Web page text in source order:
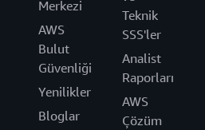
Merkezi
AWS
Bulut
Güvenliği
Yenilikler
Bloglar
Teknik
SSS'ler
Analist
Raporları
AWS
Çözüm